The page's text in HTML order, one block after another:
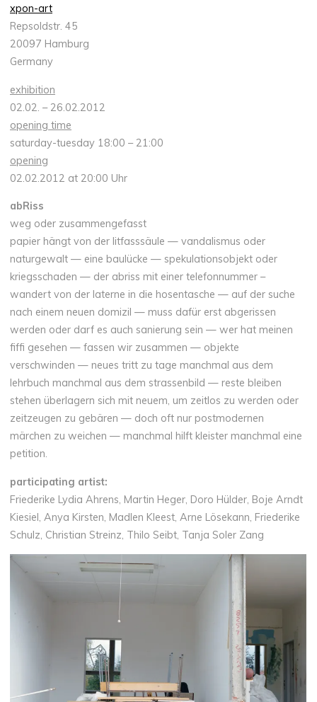
xpon-art
Repsoldstr. 45
20097 Hamburg
Germany
exhibition
02.02. – 26.02.2012
opening time
saturday-tuesday 18:00 – 21:00
opening
02.02.2012 at 20:00 Uhr
abRiss
weg oder zusammengefasst
papier hängt von der litfasssäule — vandalismus oder
naturgewalt — eine baulücke — spekulationsobjekt oder
kriegsschaden — der abriss mit einer telefonnummer –
wandert von der laterne in die hosentasche — auf der suche
nach einem neuen domizil — muss dafür erst abgerissen
werden oder darf es auch sanierung sein — wer hat meinen
fiffi gesehen — fassen wir zusammen — objekte
verschwinden — neues tritt zu tage manchmal aus dem
lehrbuch manchmal aus dem strassenbild — reste bleiben
stehen überlagern sich mit neuem, um zeitlos zu werden oder
zeitzeugen zu gebären — doch oft nur postmodernen
märchen zu weichen — manchmal hilft kleister manchmal eine
petition.
participating artist:
Friederike Lydia Ahrens, Martin Heger, Doro Hülder, Boje Arndt
Kiesiel, Anya Kirsten, Madlen Kleest, Arne Lösekann, Friederike
Schulz, Christian Streinz, Thilo Seibt, Tanja Soler Zang